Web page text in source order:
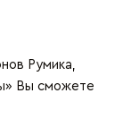
Румика,
Вы сможете